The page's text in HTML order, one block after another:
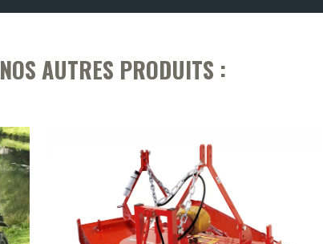
NOS AUTRES PRODUITS :